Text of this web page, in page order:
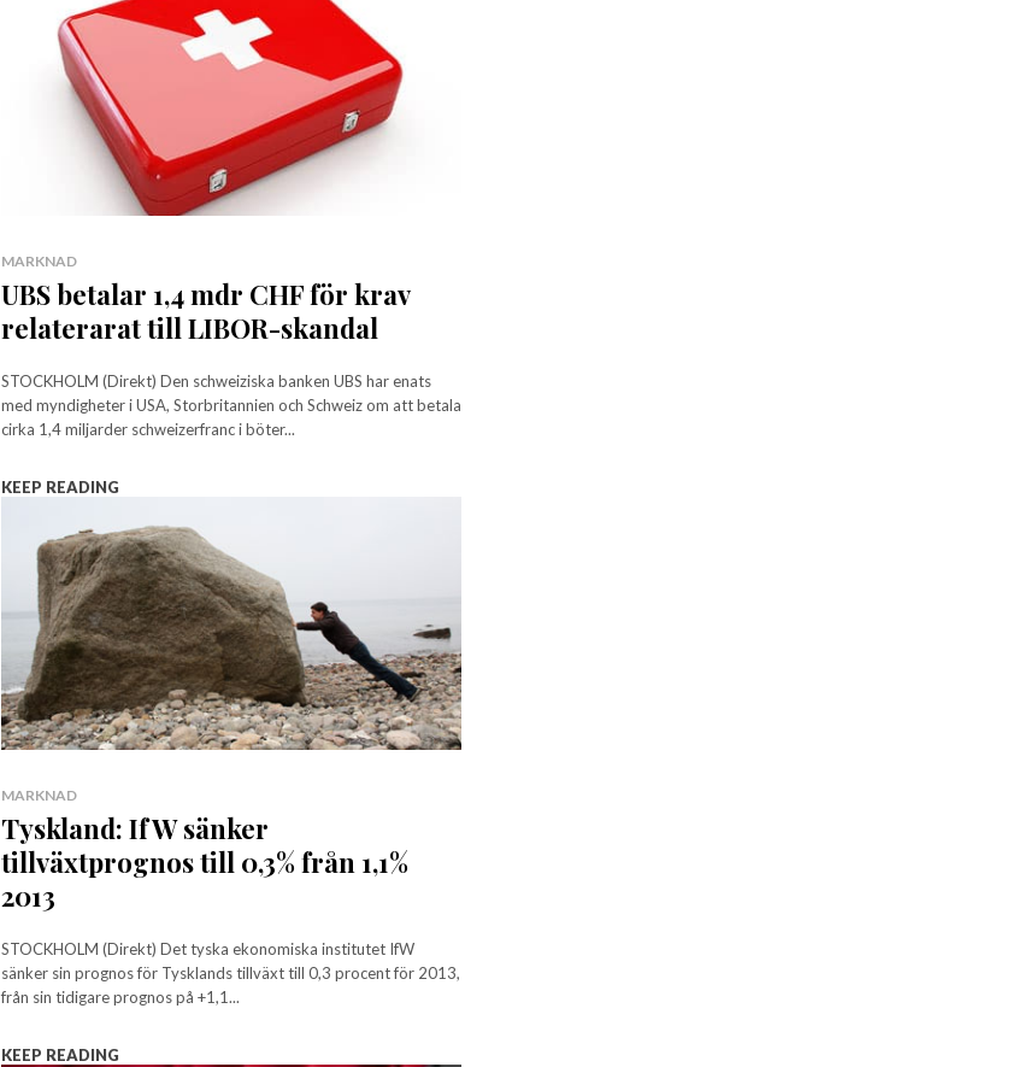
MARKNAD
UBS betalar 1,4 mdr CHF för krav
relaterarat till LIBOR-skandal
STOCKHOLM (Direkt) Den schweiziska banken UBS har enats
med myndigheter i USA, Storbritannien och Schweiz om att betala
cirka 1,4 miljarder schweizerfranc i böter...
KEEP READING
MARKNAD
Tyskland: IfW sänker
tillväxtprognos till 0,3% från 1,1%
2013
STOCKHOLM (Direkt) Det tyska ekonomiska institutet IfW
sänker sin prognos för Tysklands tillväxt till 0,3 procent för 2013,
från sin tidigare prognos på +1,1...
KEEP READING